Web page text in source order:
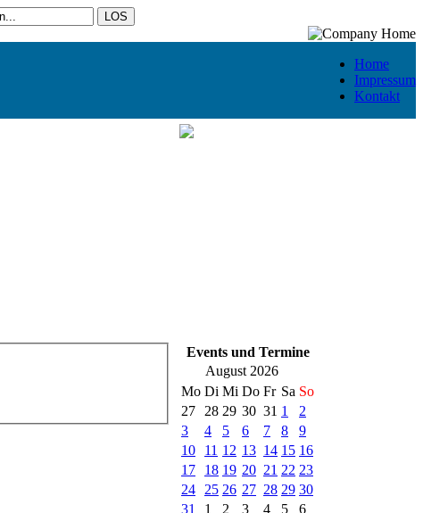
Home
Impressum
Kontakt
Events und Termine
August 2026
Mo Di Mi Do Fr Sa So
27
28 29 30 31 1
2
3
4 5 6 7 8
9
10
11 12 13 14 15 16
17
18 19 20 21 22 23
24
25 26 27 28 29 30
31
1 2 3 4 5
6